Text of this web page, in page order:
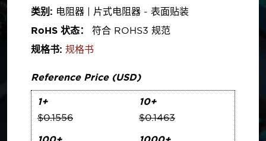
类别: 电阻器 | 片式电阻器 - 表面贴装
RoHS 状态：
符合 ROHS3 规范
规格书: 规格书
Reference Price (USD)
1+
$0.1556
10+
$0.1463